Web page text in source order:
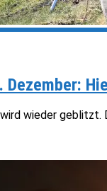
Dezember:
wieder geblitzt.